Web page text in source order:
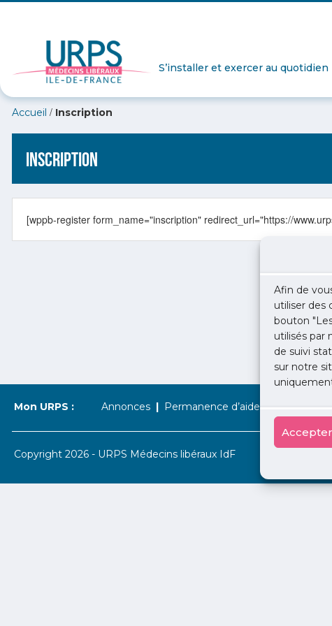
Afin de
utiliser des
bouton
utilisés par
de suivi
sur notre
S’installer et exercer au quotidien
Accueil / Inscription
Inscription
[wppb-register form_name="inscription" redirect_url="https://
Mon URPS : Annonces Permanence d’aide à l’installation
Copyright 2026 - URPS Médecins libéraux IdF